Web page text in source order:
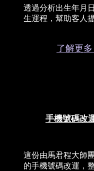
透過分析出生年月
生運程，幫助客人
了解更
手機號碼改
這份由馬君程大師
的手機號碼改運，